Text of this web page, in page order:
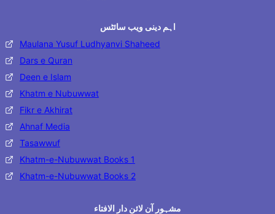
اہم دینی ویب سائٹس
Maulana Yusuf Ludhyanvi Shaheed
Dars e Quran
Deen e Islam
Khatm e Nubuwwat
Fikr e Akhirat
Ahnaf Media
Tasawwuf
Khatm-e-Nubuwwat Books 1
Khatm-e-Nubuwwat Books 2
مشہور آن لائن دار الافتاء